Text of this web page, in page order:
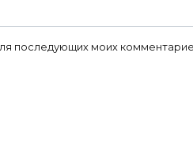
последующих моих